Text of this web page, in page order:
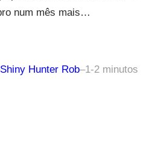
num mês mais…
Shiny Hunter Rob–1-2 minutos